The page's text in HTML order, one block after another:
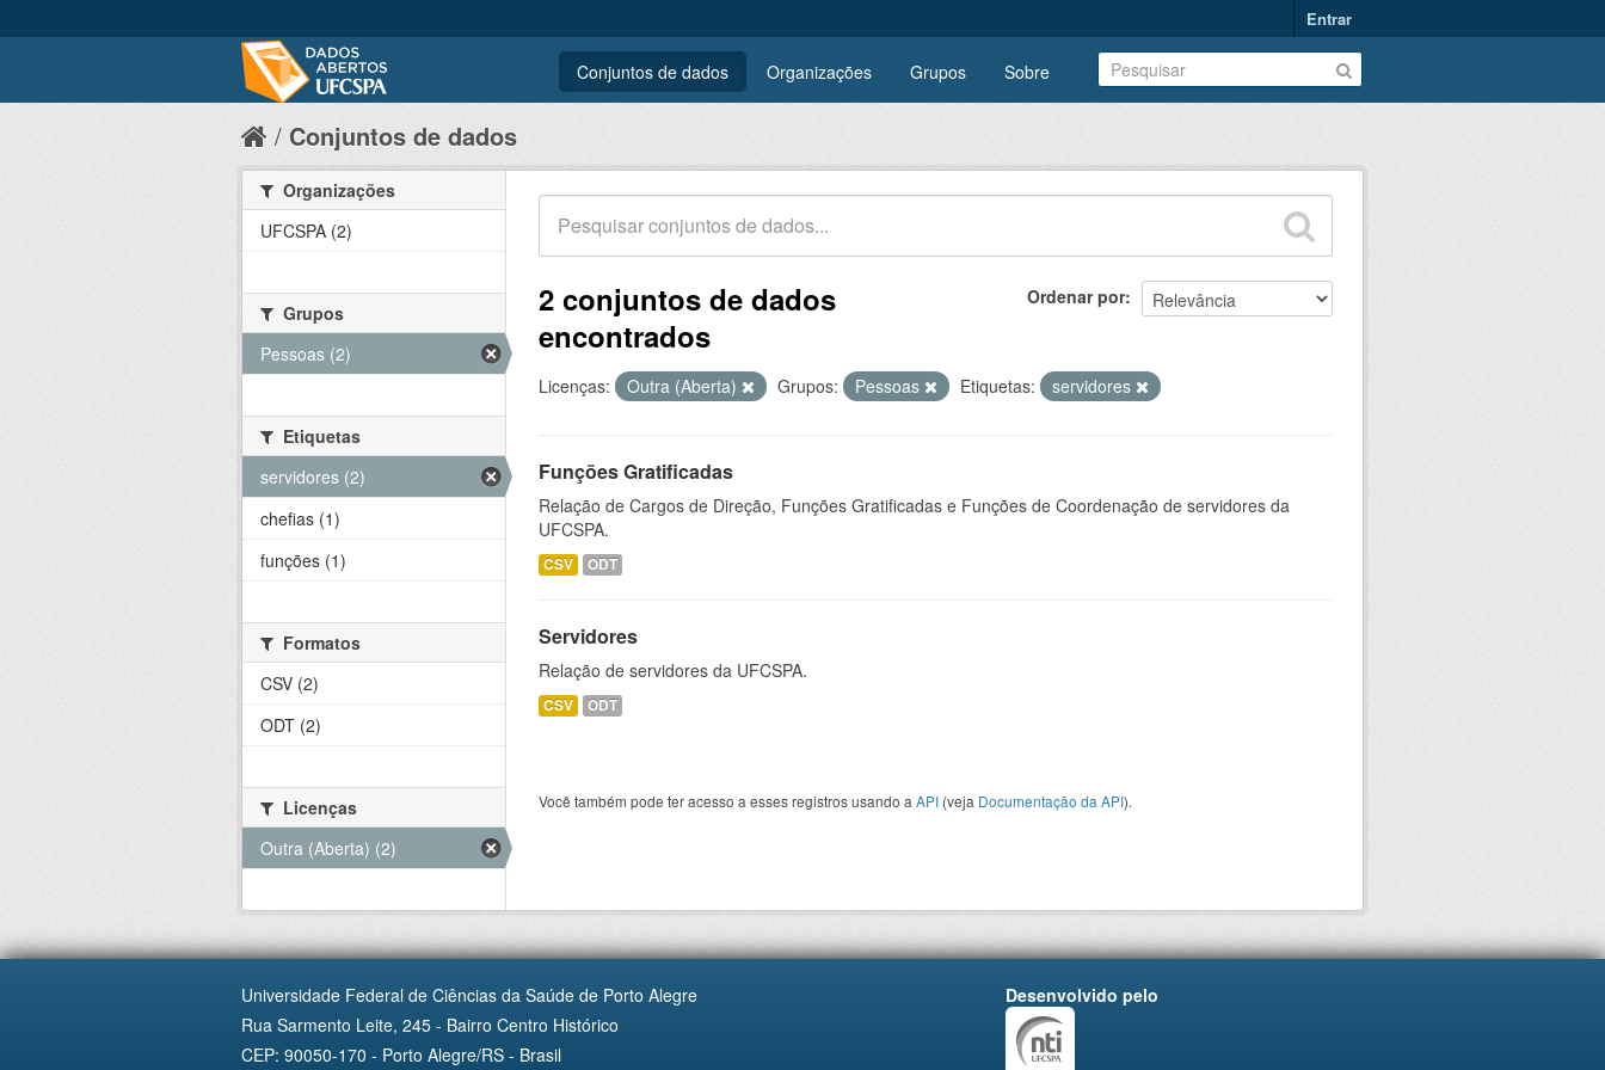
Entrar
Conjuntos de dados Organizações Grupos Sobre
Conjuntos de dados
Ordenar por
2 conjuntos de dados
encontrados
Licenças: Outra (Aberta) Grupos: Pessoas Etiquetas: servidores
Funções Gratificadas
Relação de Cargos de Direção, Funções Gratificadas e Funções de Coordenação de servidores da
UFCSPA.
CSV ODT
Servidores
Relação de servidores da UFCSPA.
CSV ODT
Você também pode ter acesso a esses registros usando a API (veja Documentação da API).
Organizações
UFCSPA (2)
Grupos
Pessoas (2)
Etiquetas
servidores (2)
chefias (1)
funções (1)
Formatos
CSV (2)
ODT (2)
Licenças
Outra (Aberta) (2)
Universidade Federal de Ciências da Saúde de Porto Alegre
Rua Sarmento Leite, 245 - Bairro Centro Histórico
CEP: 90050-170 - Porto Alegre/RS - Brasil
Desenvolvido pelo